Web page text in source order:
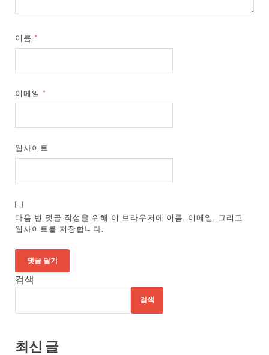
이름 *
이메일 *
웹사이트
다음 번 댓글 작성을 위해 이 브라우저에 이름, 이메일, 그리고
웹사이트를 저장합니다.
검색
검색
최신 글